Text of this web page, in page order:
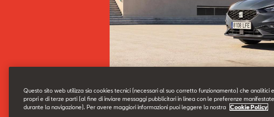
Questo sito web utilizza sia cookies tecnici (necessari al suo corretto funzionamento) che analitici
propri e di terze parti (al fine di inviare messaggi pubblicitari in linea con le preferenze
durante la navigazione). Per avere maggiori informazioni puoi leggere la nostra
Cookie Policy